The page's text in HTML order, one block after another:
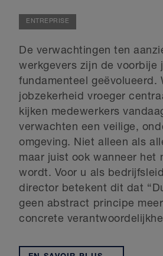
ENTREPRISE
De verwachtingen ten
werkgevers zijn de voorbije
fundamenteel geëvolueerd.
jobzekerheid vroeger
kijken medewerkers
verwachten een veilige,
omgeving. Niet alleen als
maar juist ook wanneer het
wordt. Voor u als
director betekent dit dat
geen abstract principe
concrete